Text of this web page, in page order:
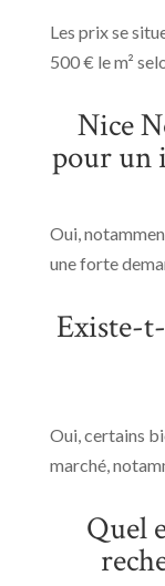
Les prix se
500 € le m²
Nice
pour un
Oui,
une forte
Existe-
Oui, certains
marché,
Quel